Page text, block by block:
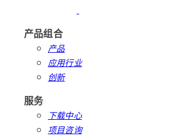
产品组合
产品
应用行业
创新
服务
下载中心
项目咨询